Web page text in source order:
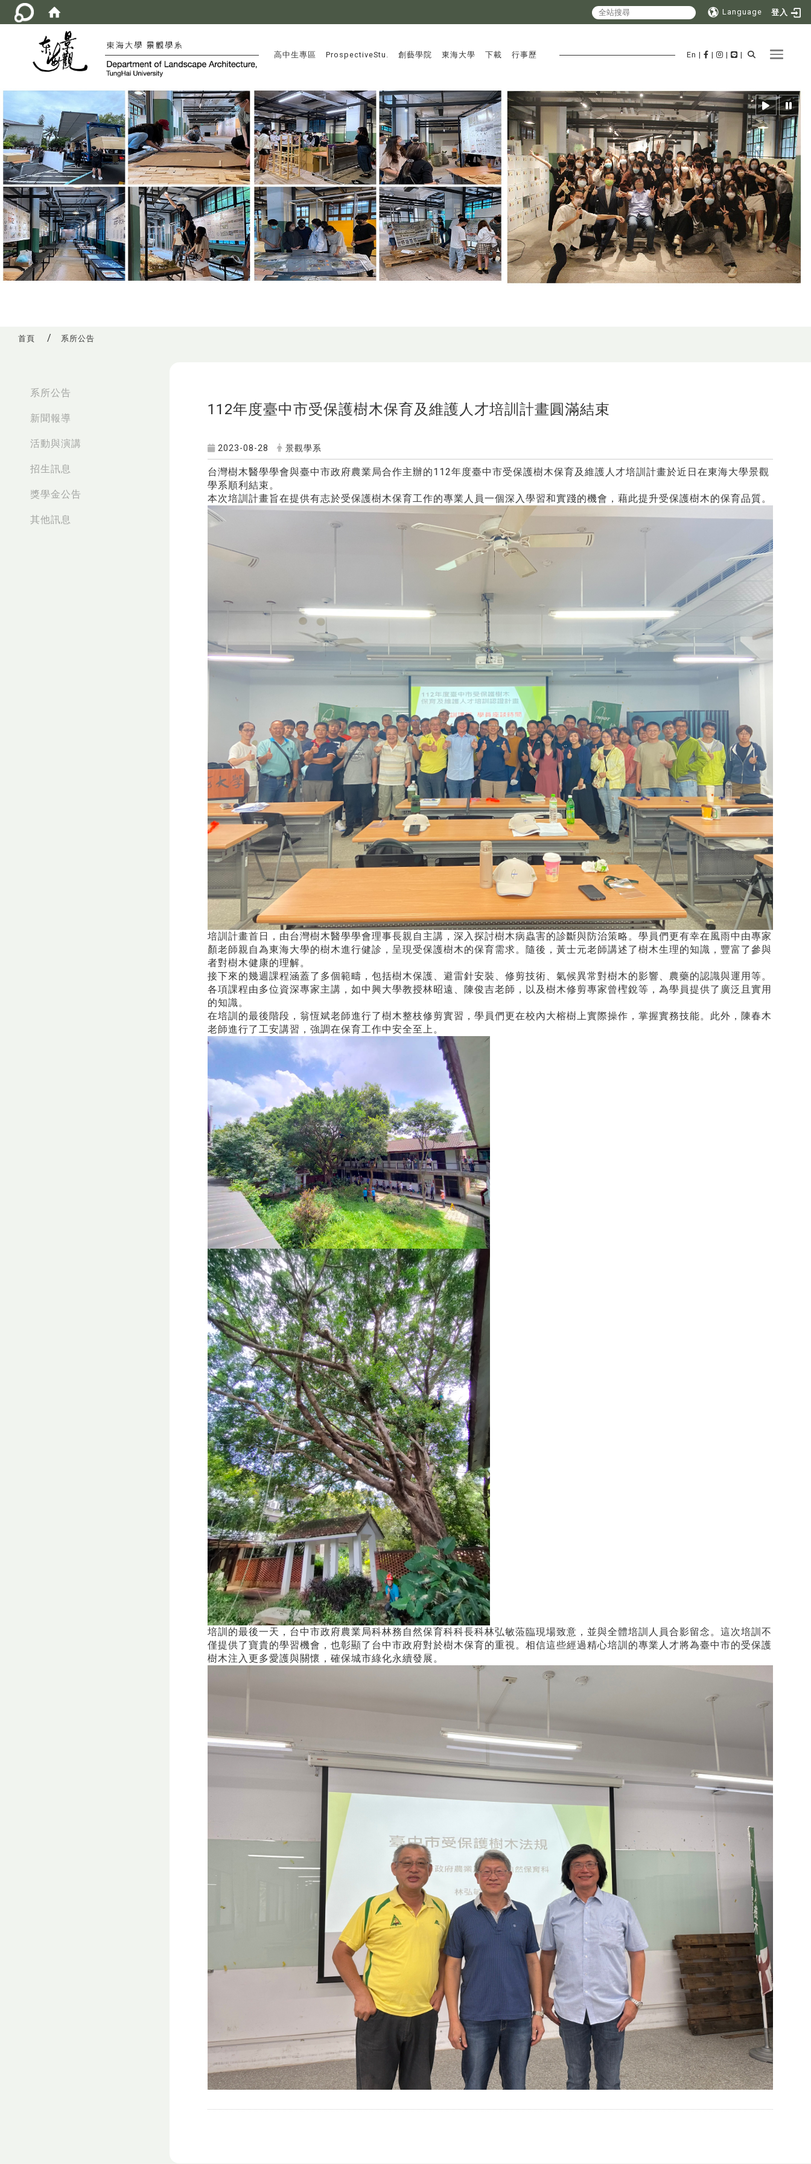
Language 登入
Toggle
:::
高中生專區 ProspectiveStu. 創藝學院 東海大學 下載 行事歷 En | | | |
首頁 系所公告
系所公告
新聞報導
活動與演講
招生訊息
獎學金公告
其他訊息
112年度臺中市受保護樹木保育及維護人才培訓計畫圓滿結束
2023-08-28 景觀學系
台灣樹木醫學學會與臺中市政府農業局合作主辦的112年度臺中市受保護樹木保育及維護人才培訓計畫於近日在東海大學景觀
學系順利結束。
本次培訓計畫旨在提供有志於受保護樹木保育工作的專業人員一個深入學習和實踐的機會，藉此提升受保護樹木的保育品質。
培訓計畫首日，由台灣樹木醫學學會理事長親自主講，深入探討樹木病蟲害的診斷與防治策略。學員們更有幸在風雨中由專家
顏老師親自為東海大學的樹木進行健診，呈現受保護樹木的保育需求。隨後，黃士元老師講述了樹木生理的知識，豐富了參與
者對樹木健康的理解。
接下來的幾週課程涵蓋了多個範疇，包括樹木保護、避雷針安裝、修剪技術、氣候異常對樹木的影響、農藥的認識與運用等。
各項課程由多位資深專家主講，如中興大學教授林昭遠、陳俊吉老師，以及樹木修剪專家曾檉銳等，為學員提供了廣泛且實用
的知識。
在培訓的最後階段，翁恆斌老師進行了樹木整枝修剪實習，學員們更在校內大榕樹上實際操作，掌握實務技能。此外，陳春木
老師進行了工安講習，強調在保育工作中安全至上。
培訓的最後一天，台中市政府農業局科林務自然保育科科長科林弘敏蒞臨現場致意，並與全體培訓人員合影留念。這次培訓不
僅提供了寶貴的學習機會，也彰顯了台中市政府對於樹木保育的重視。相信這些經過精心培訓的專業人才將為臺中市的受保護
樹木注入更多愛護與關懷，確保城市綠化永續發展。